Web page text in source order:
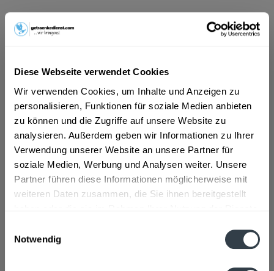
Diese Webseite verwendet Cookies
Wir verwenden Cookies, um Inhalte und Anzeigen zu
personalisieren, Funktionen für soziale Medien anbieten
zu können und die Zugriffe auf unsere Website zu
analysieren. Außerdem geben wir Informationen zu Ihrer
Verwendung unserer Website an unsere Partner für
soziale Medien, Werbung und Analysen weiter. Unsere
Partner führen diese Informationen möglicherweise mit
weiteren Daten zusammen, die Sie ihnen bereitgestellt
Notwendig
ab 8,59 € *
Vorrätig
MEHRWEG
+3,30 € Pfand
In den Warenkorb
Artikel-Nr.:
25331
Verfügbar in: